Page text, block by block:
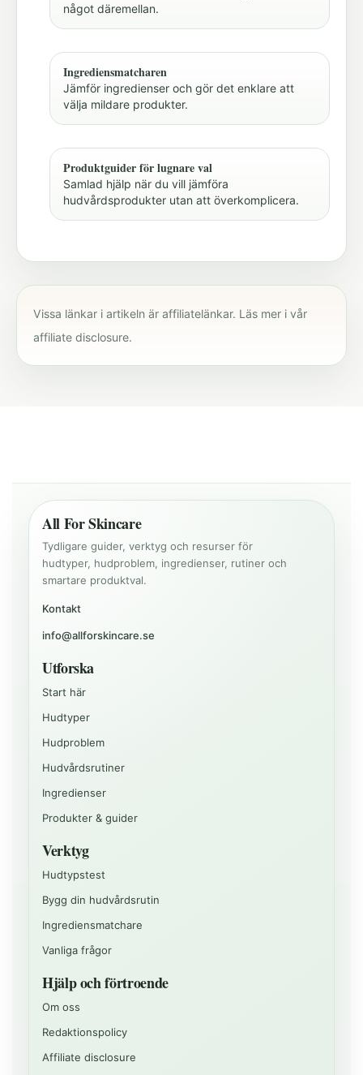
något däremellan.
Ingrediensmatcharen
Jämför ingredienser och gör det enklare att
välja mildare produkter.
Produktguider för lugnare val
Samlad hjälp när du vill jämföra
hudvårdsprodukter utan att överkomplicera.
Vissa länkar i artikeln är affiliatelänkar. Läs mer i vår
affiliate disclosure.
All For Skincare
Tydligare guider, verktyg och resurser för
hudtyper, hudproblem, ingredienser, rutiner och
smartare produktval.
Kontakt
info@allforskincare.se
Utforska
Start här
Hudtyper
Hudproblem
Hudvårdsrutiner
Ingredienser
Produkter & guider
Verktyg
Hudtypstest
Bygg din hudvårdsrutin
Ingrediensmatchare
Vanliga frågor
Hjälp och förtroende
Om oss
Redaktionspolicy
Affiliate disclosure